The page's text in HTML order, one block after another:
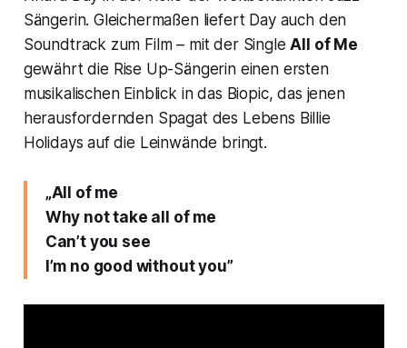
Sängerin. Gleichermaßen liefert Day auch den
Soundtrack zum Film – mit der SingleAll of Me
gewährt die Rise Up-Sängerin einen ersten
musikalischen Einblick in das Biopic, das jenen
herausfordernden Spagat des Lebens Billie
Holidays auf die Leinwände bringt.
„All of me
Why not take all of me
Can’t you see
I’m no good without you”